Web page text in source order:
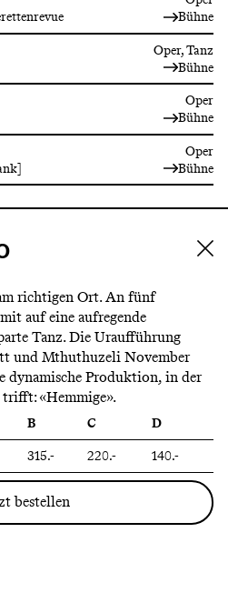
Bühne
Oper, Tanz
Bühne
Oper
Bühne
Oper
Bühne
richtigen Ort. An fünf
auf eine aufregende
Tanz. Die Uraufführung
und Mthuthuzeli November
dynamische Produktion, in der
«Hemmige».
B C
D
315.- 220.- 140.-
bestellen